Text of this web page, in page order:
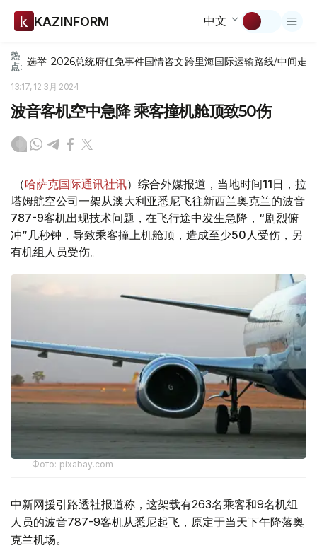
KAZINFORM 中文
热
点: 选举-2026总统府任免事件国情咨文跨里海国际运输路线/中间走廊
13:17, 12 3月 2024
波音客机空中急降 乘客撞机舱顶致50伤
（哈萨克国际通讯社讯）综合外媒报道，当地时间11日，拉
塔姆航空公司一架从澳大利亚悉尼飞往新西兰奥克兰的波音
787-9客机出现技术问题，在飞行途中发生急降，“剧烈俯
冲”几秒钟，导致乘客撞上机舱顶，造成至少50人受伤，另
有机组人员受伤。
Фото: pixabay.com
中新网援引路透社报道称，这架载有263名乘客和9名机组
人员的波音787-9客机从悉尼起飞，原定于当天下午降落奥
克兰机场。